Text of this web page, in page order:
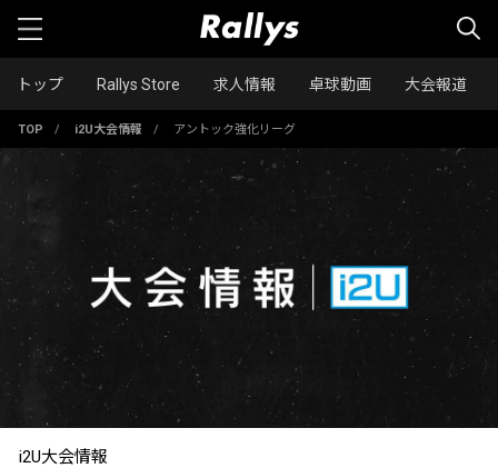
トップ Rallys Store 求人情報 卓球動画 大会報道
TOP / i2U大会情報 / アントック強化リーグ
i2U大会情報